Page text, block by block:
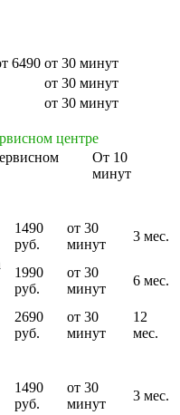
6490 от 30 минут
от 30 минут
от 30 минут
центре
От 10
минут
1490
руб.
от 30
минут
3 мес.
1990
руб.
от 30
минут
6 мес.
2690
руб.
от 30
минут
12
мес.
1490
руб.
от 30
минут
3 мес.